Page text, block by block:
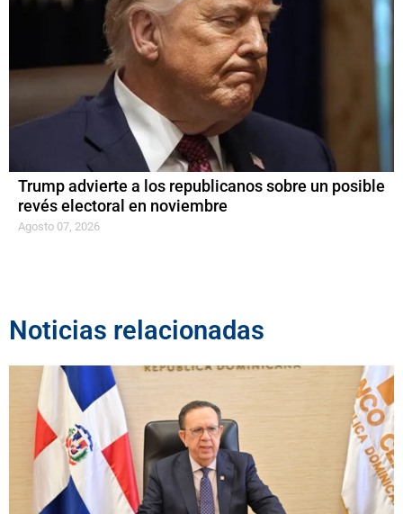
Trump advierte a los republicanos sobre un posible
revés electoral en noviembre
Agosto 07, 2026
Noticias relacionadas